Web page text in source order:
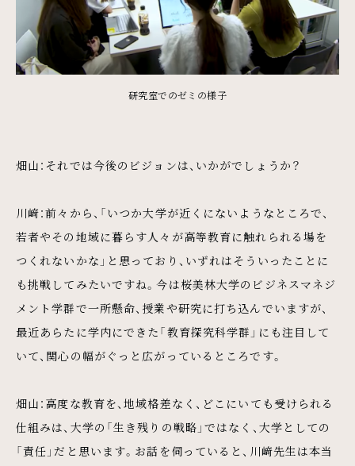
研究室でのゼミの様子
畑山：それでは今後のビジョンは、いかがでしょうか？
川﨑：前々から、「いつか大学が近くにないようなところで、
若者やその地域に暮らす人々が高等教育に触れられる場を
つくれないかな」と思っており、いずれはそういったことに
も挑戦してみたいですね。今は桜美林大学のビジネスマネジ
メント学群で一所懸命、授業や研究に打ち込んでいますが、
最近あらたに学内にできた「教育探究科学群」にも注目して
いて、関心の幅がぐっと広がっているところです。
畑山：高度な教育を、地域格差なく、どこにいても受けられる
仕組みは、大学の「生き残りの戦略」ではなく、大学としての
「責任」だと思います。お話を伺っていると、川﨑先生は本当